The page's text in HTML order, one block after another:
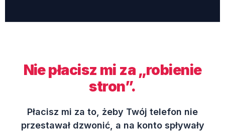
Nie płacisz mi za „robienie
stron”.
Płacisz mi za to, żeby Twój telefon nie
przestawał dzwonić, a na konto spływały